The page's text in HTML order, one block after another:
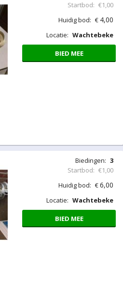
Startbod: €1,00
Huidig bod: € 4,00
Locatie: Wachtebeke
BIED MEE
Biedingen: 3
Startbod: €1,00
Huidig bod: €6,00
Locatie: Wachtebeke
BIED MEE